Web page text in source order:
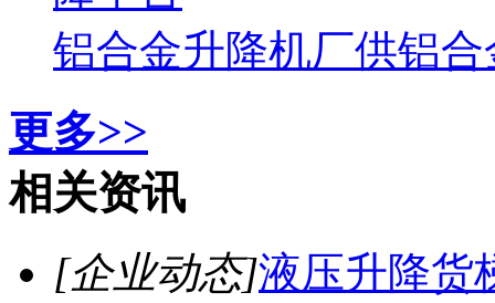
铝合金升降机厂供铝
更多>>
相关资讯
[企业动态]液压升降货